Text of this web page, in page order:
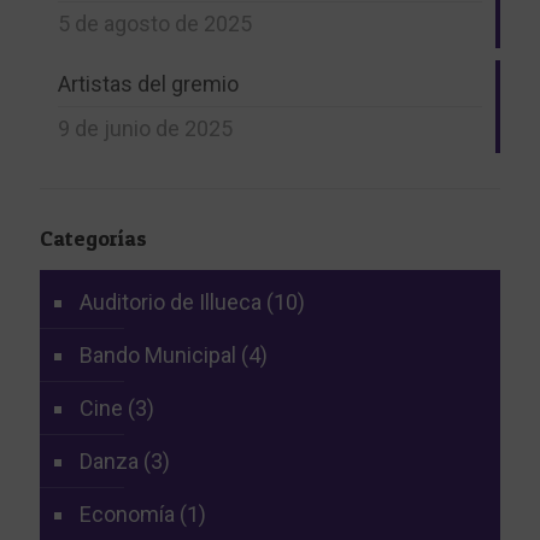
5 de agosto de 2025
Artistas del gremio
9 de junio de 2025
Categorías
Auditorio de Illueca (10)
Bando Municipal (4)
Cine (3)
Danza (3)
Economía (1)